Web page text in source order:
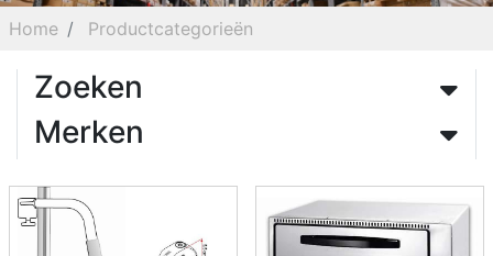
Home Productcategorieën
Zoeken
Merken